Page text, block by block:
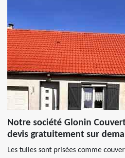
Notre société Glonin
devis gratuitement sur
Les tuiles sont prisées comme